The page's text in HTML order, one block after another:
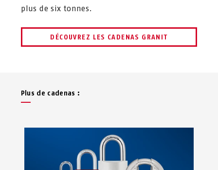
plus de six tonnes.
DÉCOUVREZ LES CADENAS GRANIT
Plus de cadenas :